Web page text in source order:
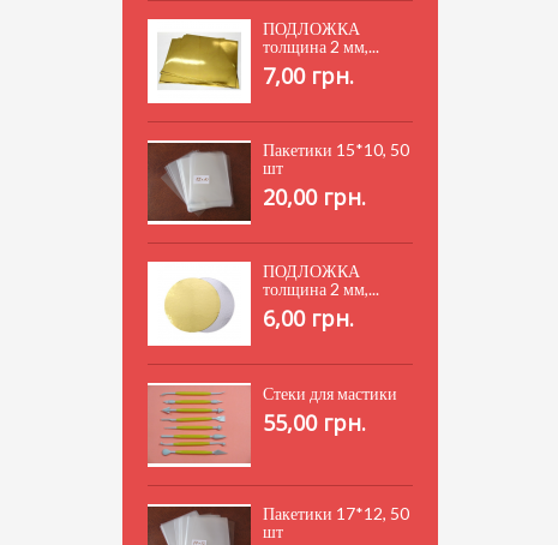
ПОДЛОЖКА
толщина 2 мм,...
7,00 грн.
Пакетики 15*10, 50
шт
20,00 грн.
ПОДЛОЖКА
толщина 2 мм,...
6,00 грн.
Стеки для мастики
55,00 грн.
Пакетики 17*12, 50
шт